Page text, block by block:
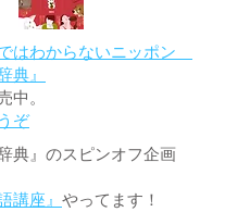
はわからないニッポン
典』
中。
ぞ
辞典』のスピンオフ企画
講座』 やってます！